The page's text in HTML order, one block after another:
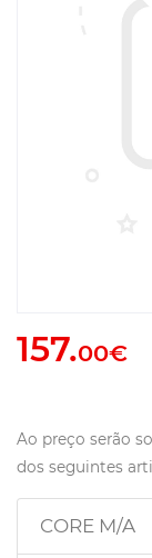
157.00€
Ao preço serão
dos seguintes
CORE M/A